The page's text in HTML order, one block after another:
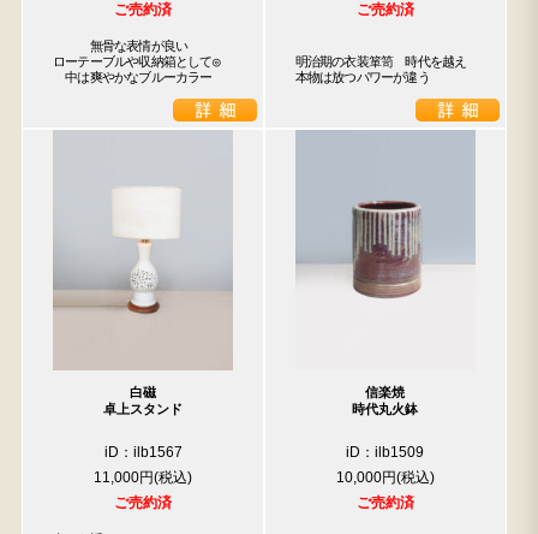
ご売約済
無骨な表情が良い
ローテーブルや収納箱として◎
中は爽やかなブルーカラー
ご売約済
明治期の衣装箪笥　時代を越え
本物は放つパワーが違う
白磁
卓上スタンド
iD：ilb1567
11,000円
ご売約済
信楽焼
時代丸火鉢
iD：ilb1509
10,000円
ご売約済